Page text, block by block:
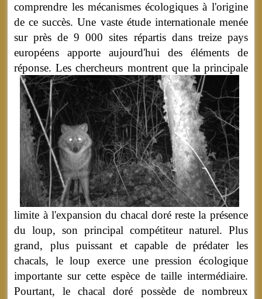
comprendre les mécanismes écologiques à l'origine
de ce succès. Une vaste étude internationale menée
sur près de 9 000 sites répartis dans treize pays
européens apporte aujourd'hui des éléments de
réponse.Les chercheurs montrent que la principale
limite à l'expansion du chacal doré reste la présence
du loup, son principal compétiteur naturel. Plus
grand, plus puissant et capable de prédater les
chacals, le loup exerce une pression écologique
importante sur cette espèce de taille intermédiaire.
Pourtant, le chacal doré possède de nombreux